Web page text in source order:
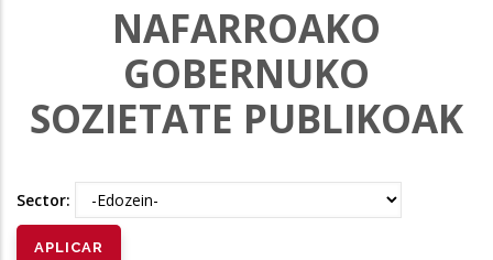
NAFARROAKO
GOBERNUKO
SOZIETATE PUBLIKOAK
Sector: